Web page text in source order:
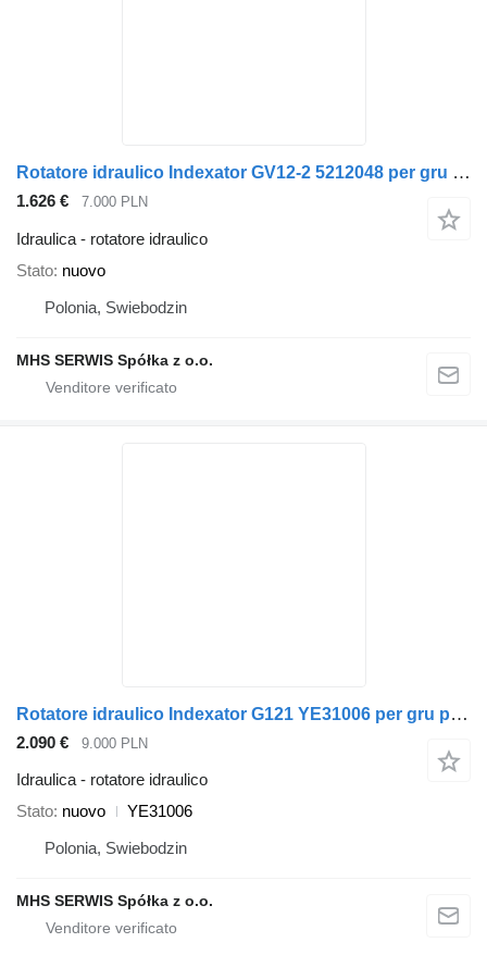
Rotatore idraulico Indexator GV12-2 5212048 per gru per autocarro Indexator
1.626 € 7.000 PLN
Idraulica - rotatore idraulico
Stato nuovo
Polonia, Swiebodzin
MHS SERWIS Spółka z o.o.
Rotatore idraulico Indexator G121 YE31006 per gru per autocarro Palfinger Epsilon YE31006
2.090 € 9.000 PLN
Idraulica - rotatore idraulico
Stato nuovo
YE31006
Polonia, Swiebodzin
MHS SERWIS Spółka z o.o.